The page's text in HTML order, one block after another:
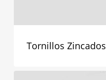
Tornillos Zincados